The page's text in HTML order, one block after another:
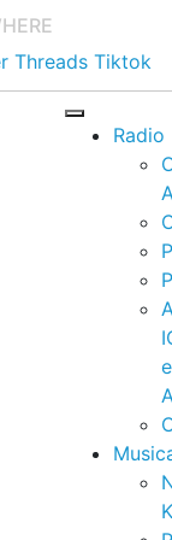
Threads Tiktok
Radio
e